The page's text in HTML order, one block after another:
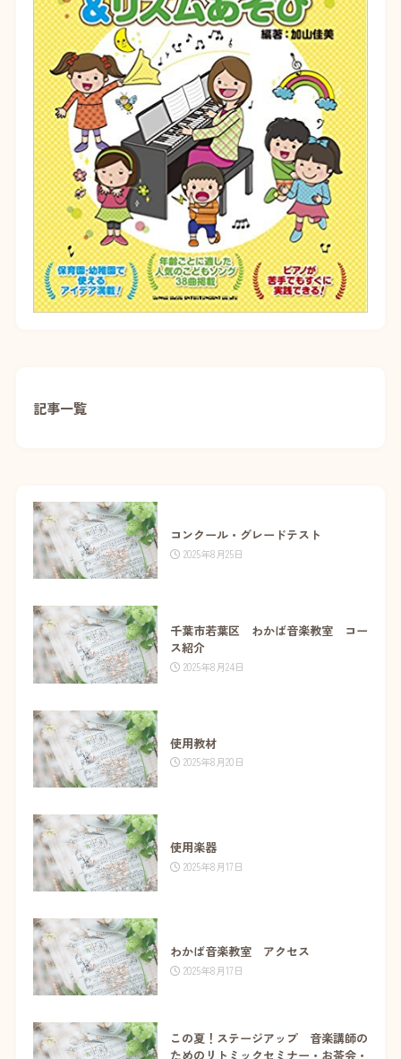
記事一覧
コンクール・グレードテスト
2025年8月25日
千葉市若葉区 わかば音楽教室 コー
ス紹介
2025年8月24日
使用教材
2025年8月20日
使用楽器
2025年8月17日
わかば音楽教室 アクセス
2025年8月17日
この夏！ステージアップ 音楽講師の
ためのリトミックセミナー・お茶会・